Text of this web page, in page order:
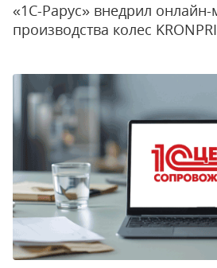
«1С-Рарус» внедрил
производства колес